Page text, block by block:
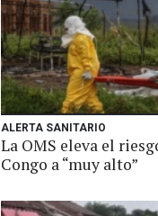
ALERTA SANITARIO
La OMS eleva el
Congo a “muy alto”